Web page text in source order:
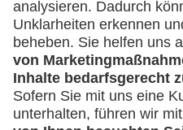
Downloadcenter
Kontakt
Mehr
Kreditkarten-Banking
miles-and-more.com